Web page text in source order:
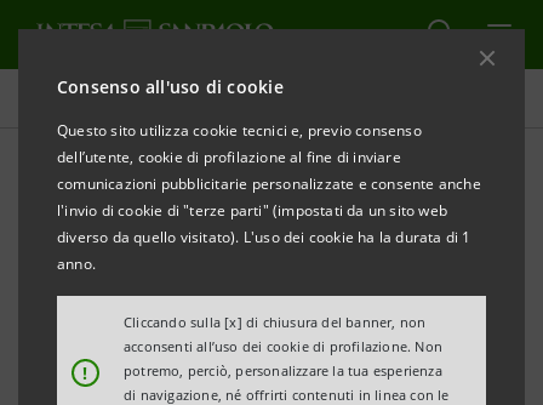
Consenso all'uso di cookie
Questo sito utilizza cookie tecnici e, previo consenso
dell’utente, cookie di profilazione al fine di inviare
comunicazioni pubblicitarie personalizzate e consente anche
l'invio di cookie di "terze parti" (impostati da un sito web
diverso da quello visitato). L'uso dei cookie ha la durata di 1
anno.
!
Cliccando sulla [x] di chiusura del banner, non
acconsenti all’uso dei cookie di profilazione. Non
potremo, perciò, personalizzare la tua esperienza
di navigazione, né offrirti contenuti in linea con le
Obiettivi, risultati e iniziative
INNOVAZIONE
Finanziamenti per la
rigenerazione urbana